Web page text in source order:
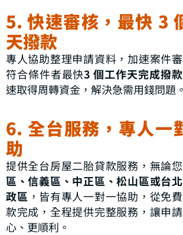
5. 快速審核，最快 3
天撥款
專人協助整理申請資料，加速案件審
符合條件者最快3 個工作天完成撥款
速取得周轉資金，解決急需用錢問題。
6. 全台服務，專人一
助
提供全台房屋二胎貸款服務，無論
區、信義區、中正區、松山區或台
政區 ，皆有專人一對一協助，從免
款完成，全程提供完整服務，讓申
心、更順利。